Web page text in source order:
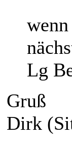
Lg
Gruß
Dirk